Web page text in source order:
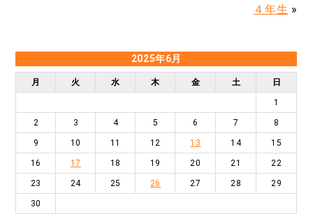
４年生 »
2025年6月
月 火 水 木 金 土 日
1
2 3 4 5 6 7 8
9 10 11 12 13 14 15
16 17 18 19 20 21 22
23 24 25 26 27 28 29
30